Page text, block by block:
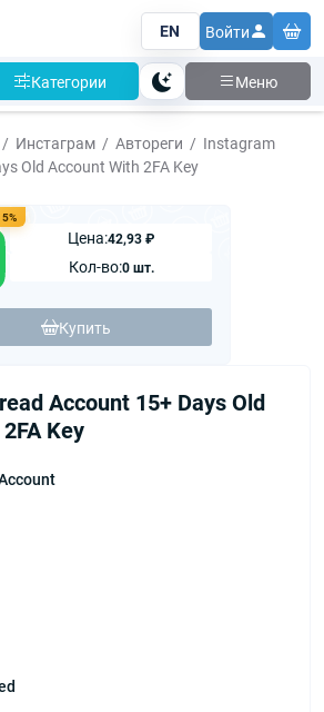
EN Войти
Категории Тема Меню
Инстаграм Автореги
Instagram
Old Account With 2FA Key
Цена:42,93 ₽
Кол-во:0 шт.
Купить
Account 15+ Days Old
Key